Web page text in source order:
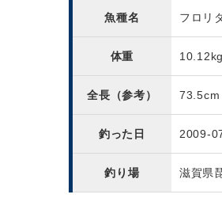
魚種名 フロリ
体重 10.12kg
全長（参考） 73.5cm
釣った日 2009-
釣り場 滋賀県